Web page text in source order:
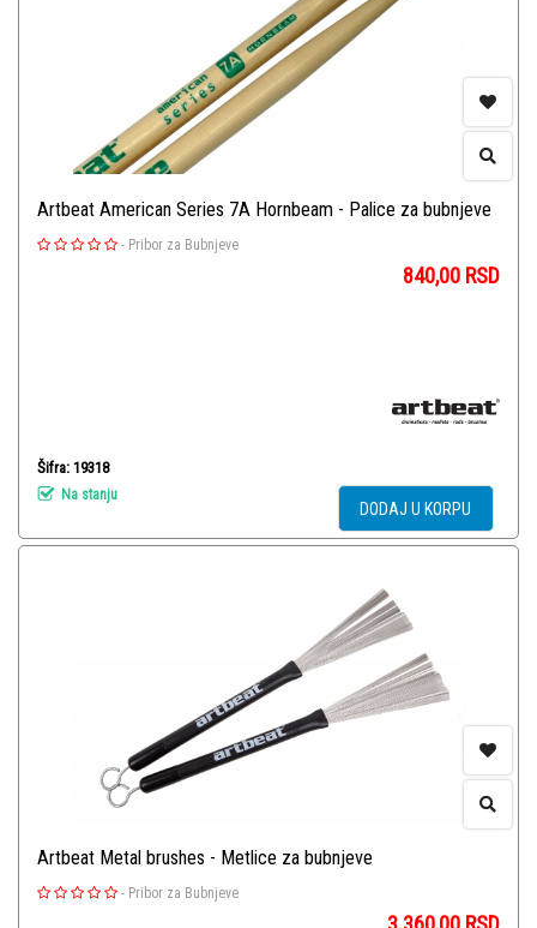
Artbeat American Series 7A Hornbeam - Palice za bubnjeve
- Pribor za Bubnjeve
840,00 RSD
Šifra: 19318
Na stanju
DODAJ U KORPU
Artbeat Metal brushes - Metlice za bubnjeve
- Pribor za Bubnjeve